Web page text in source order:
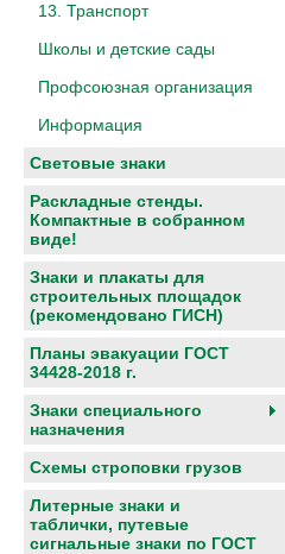
13. Транспорт
Школы и детские сады
Профсоюзная организация
Информация
Световые знаки
Раскладные стенды.
Компактные в собранном
виде!
Знаки и плакаты для
строительных площадок
(рекомендовано ГИСН)
Планы эвакуации ГОСТ
34428-2018 г.
Знаки специального
назначения
Схемы строповки грузов
Литерные знаки и
таблички, путевые
сигнальные знаки по ГОСТ